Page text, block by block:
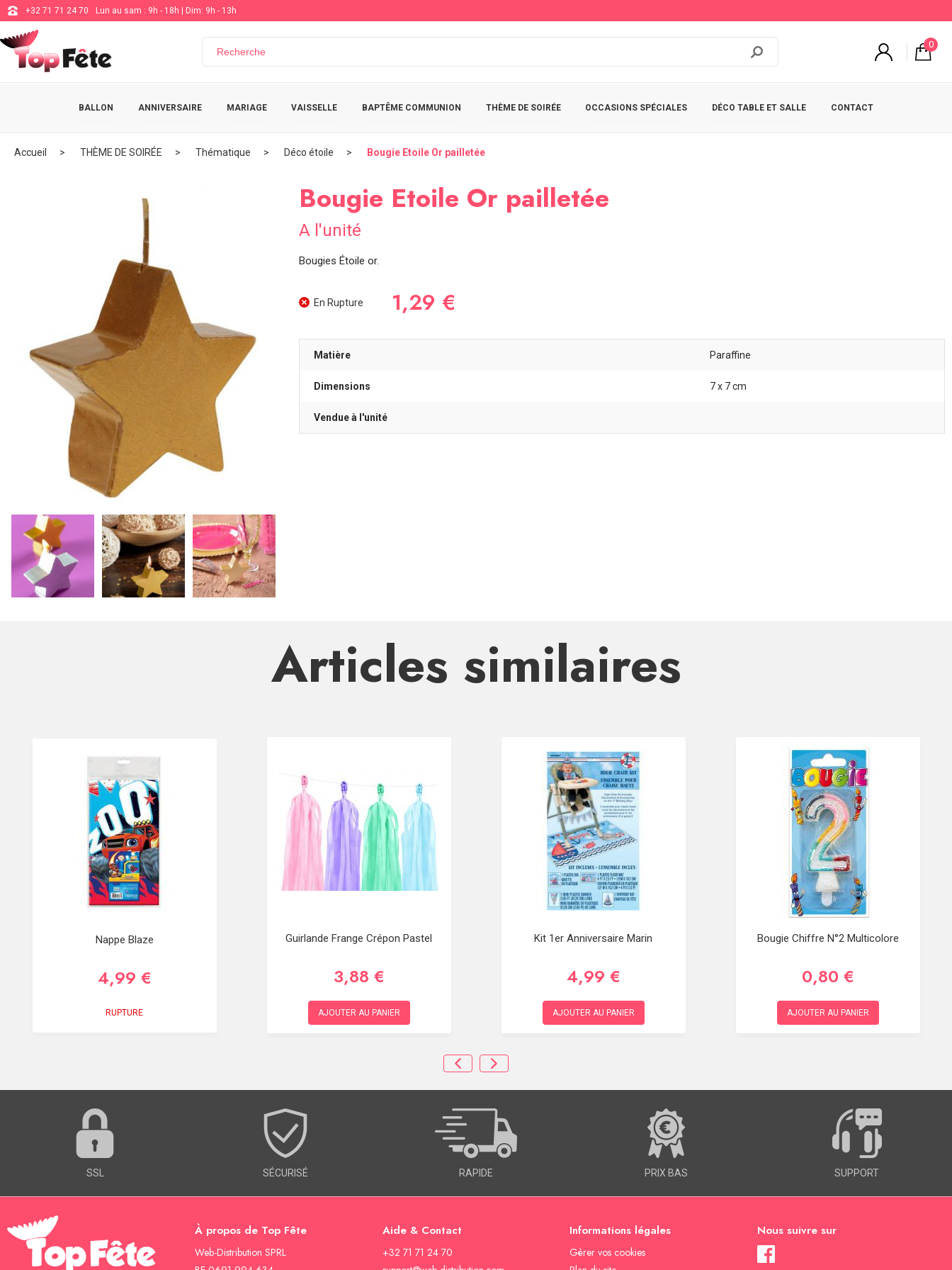
+32 71 71 24 70 Lun au sam : 9h - 18h | Dim: 9h - 13h
0
BALLON ANNIVERSAIRE MARIAGE VAISSELLE BAPTÊME COMMUNION THÈME DE SOIRÉE OCCASIONS SPÉCIALES DÉCO TABLE ET SALLE CONTACT
Accueil THÈME DE SOIRÉE Thématique Déco étoile Bougie Etoile Or pailletée
Bougie Etoile Or pailletée
A l'unité
Bougies Étoile or.
En Rupture 1,29 €
Matière Paraffine
Dimensions 7 x 7 cm
Vendue à l'unité
Articles similaires
Nappe Blaze
4,99 €
RUPTURE
Guirlande Frange Crépon Pastel
3,88 €
AJOUTER AU PANIER
Kit 1er Anniversaire Marin
4,99 €
AJOUTER AU PANIER
Bougie Chiffre N°2 Multicolore
0,80 €
AJOUTER AU PANIER
SSL SÉCURISÉ RAPIDE PRIX BAS SUPPORT
À propos de Top Fête
Web-Distribution SPRL
Aide & Contact
+32 71 71 24 70
Informations légales
Gèrer vos cookies
Nous suivre sur